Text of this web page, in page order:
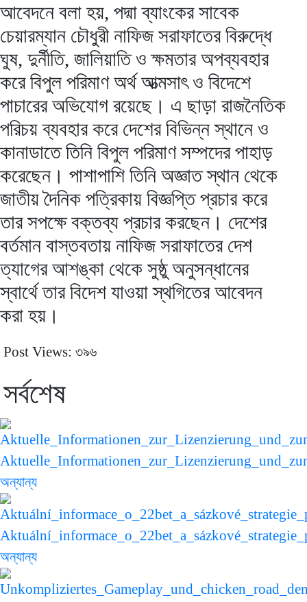
আবেদনে বলা হয়, পদ্মা ব্যাংকের সাবেক
চেয়ারম্যান চৌধুরী নাফিজ সরাফাতের বিরুদ্ধে
ঘুষ, দুর্নীতি, জালিয়াতি ও ক্ষমতার অপব্যবহার
করে বিপুল পরিমাণ অর্থ আত্মসাৎ ও বিদেশে
পাচারের অভিযোগ রয়েছে। এ ছাড়া রাজনৈতিক
পরিচয় ব্যবহার করে দেশের বিভিন্ন স্থানে ও
কানাডাতে তিনি বিপুল পরিমাণ সম্পদের পাহাড়
করেছেন। পাশাপাশি তিনি অজ্ঞাত স্থান থেকে
জাতীয় দৈনিক পত্রিকায় বিজ্ঞপ্তি প্রচার করে
তার সপক্ষে বক্তব্য প্রচার করছেন। দেশের
বর্তমান বাস্তবতায় নাফিজ সরাফাতের দেশ
ত্যাগের আশঙ্কা থেকে সুষ্ঠু অনুসন্ধানের
স্বার্থে তার বিদেশ যাওয়া স্থগিতের আবেদন
করা হয়।
Post Views: ৩৯৬
সর্বশেষ
অন্যান্য
অন্যান্য